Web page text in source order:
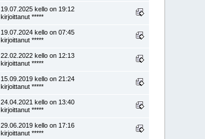
19.07.2025 kello on 19:12
kirjoittanut *****
19.07.2024 kello on 07:45
kirjoittanut *****
22.02.2022 kello on 12:13
kirjoittanut *****
15.09.2019 kello on 21:24
kirjoittanut *****
24.04.2021 kello on 13:40
kirjoittanut *****
29.06.2019 kello on 17:16
kirjoittanut *****